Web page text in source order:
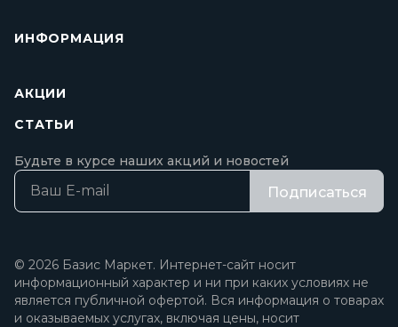
ИНФОРМАЦИЯ
АКЦИИ
СТАТЬИ
Будьте в курсе наших акций и новостей
Подписаться
© 2026 Базис Маркет. Интернет-сайт носит
информационный характер и ни при каких условиях не
является публичной офертой. Вся информация о товарах
и оказываемых услугах, включая цены, носит